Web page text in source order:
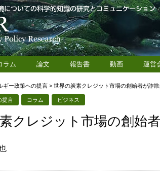
ラム 論文 報告書 動画 運営
ギー政策への提言 > 世界の炭素クレジット市場の創始者が詐
提言 コラム ビジネス
クレジット市場の創始